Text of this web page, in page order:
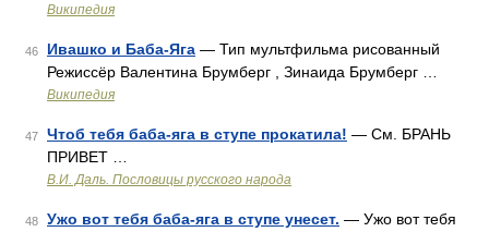
Википедия
46 Ивашко и Баба-Яга — Тип мультфильма рисованный
Режиссёр Валентина Брумберг , Зинаида Брумберг …
Википедия
47 Чтоб тебя баба-яга в ступе прокатила! — См. БРАНЬ
ПРИВЕТ …
В.И. Даль. Пословицы русского народа
48 Ужо вот тебя баба-яга в ступе унесет. — Ужо вот тебя